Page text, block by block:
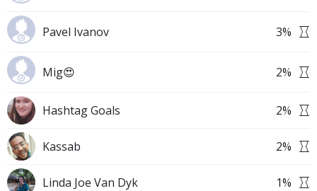
Pavel Ivanov 3%
Mig😍 2%
Hashtag Goals 2%
Kassab 2%
Linda Joe Van Dyk 1%